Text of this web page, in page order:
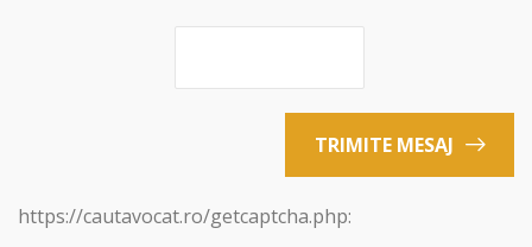
TRIMITE MESAJ
https://cautavocat.ro/getcaptcha.php: